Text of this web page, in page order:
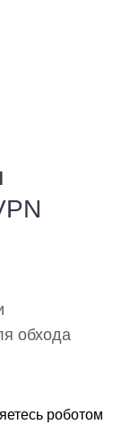
обхода
роботом